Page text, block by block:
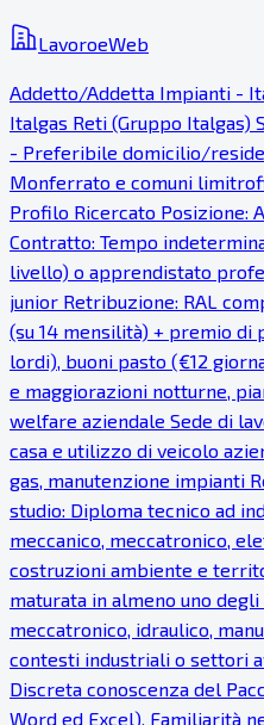
LavoroeWeb
Addetto/Addetta Impianti -
Italgas Reti (Gruppo Italgas)
- Preferibile domicilio/
Monferrato e comuni
Profilo Ricercato Posizione:
Contratto: Tempo
livello) o apprendistato
junior Retribuzione: RAL
(su 14 mensilità) + premio di
lordi), buoni pasto (€12
e maggiorazioni notturne,
welfare aziendale Sede di
casa e utilizzo di veicolo
gas, manutenzione impianti
studio: Diploma tecnico ad
meccanico, meccatronico,
costruzioni ambiente e
maturata in almeno uno
meccatronico, idraulico,
contesti industriali o settori
Discreta conoscenza del
Word ed Excel). Familiarità